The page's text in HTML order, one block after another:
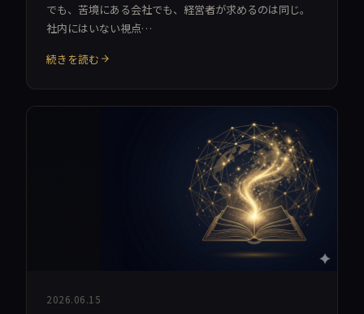
でも、苦境にある会社でも、経営者が求めるのは同じ。
社内にはいない視点…
続きを読む
2026.06.15